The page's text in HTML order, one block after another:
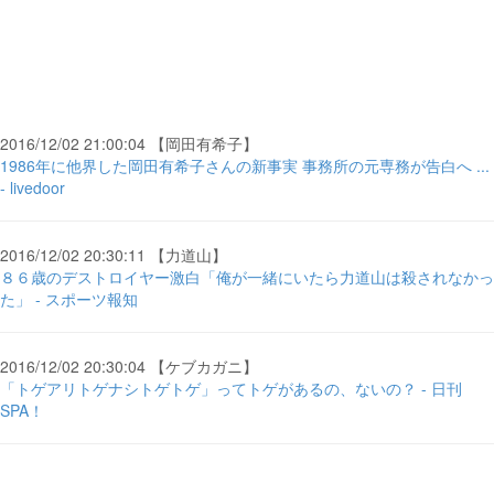
2016/12/02 21:00:04 【岡田有希子】
1986年に他界した岡田有希子さんの新事実 事務所の元専務が告白へ ...
- livedoor
2016/12/02 20:30:11 【力道山】
８６歳のデストロイヤー激白「俺が一緒にいたら力道山は殺されなかっ
た」 - スポーツ報知
2016/12/02 20:30:04 【ケブカガニ】
「トゲアリトゲナシトゲトゲ」ってトゲがあるの、ないの？ - 日刊
SPA！